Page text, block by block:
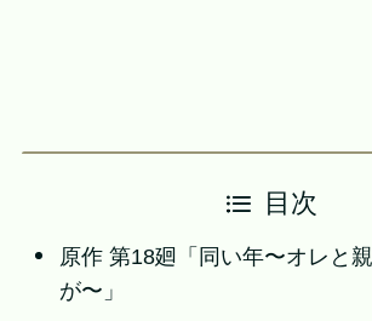
目次
原作 第18廻「同い年〜オレと
が〜」